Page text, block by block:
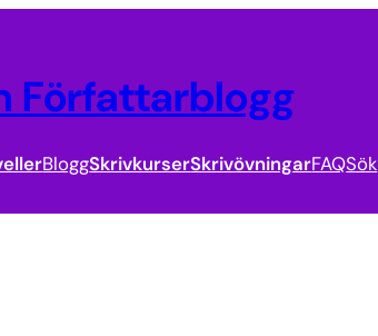
Författarblogg
BloggSkrivkurserSkrivövningarFAQSök